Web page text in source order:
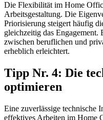
Die Flexibilität im Home
Arbeitsgestaltung. Die
Priorisierung steigert häufig
gleichzeitig das Engagement.
zwischen beruflichen und
erheblich erleichtert.
Tipp Nr. 4: Die
optimieren
Eine zuverlässige technische
effektives Arbeiten im Home